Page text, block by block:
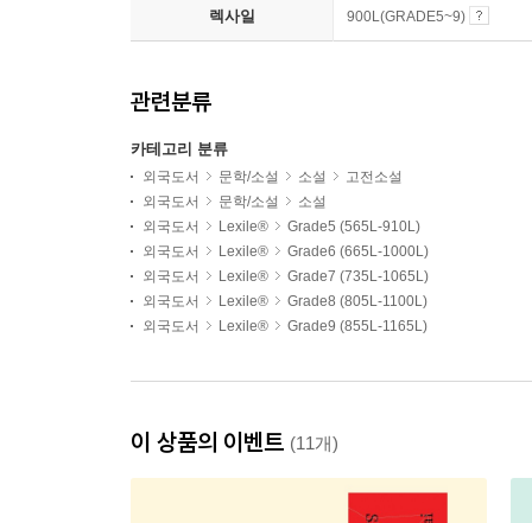
렉사일 900L(GRADE5~9)
관련분류
카테고리 분류
외국도서 문학/소설 소설
고전소설
외국도서
문학/소설
소설
외국도서
Lexile®
Grade5 (565L-910L)
외국도서
Lexile®
Grade6 (665L-1000L)
외국도서
Lexile®
Grade7 (735L-1065L)
외국도서
Lexile®
Grade8 (805L-1100L)
외국도서
Lexile® Grade9 (855L-1165L)
이 상품의 이벤트 (11개)